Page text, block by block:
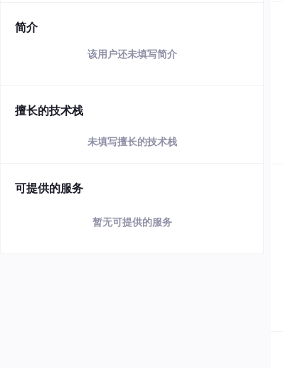
简介
该用户还未填写简介
擅长的技术栈
未填写擅长的技术栈
可提供的服务
暂无可提供的服务